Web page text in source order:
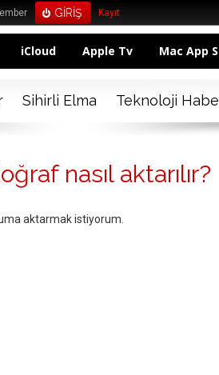
Kayıt
iCloud Apple Tv Mac App
Sihirli Elma Teknoloji
nasıl aktarılır?
aktarmak istiyorum.